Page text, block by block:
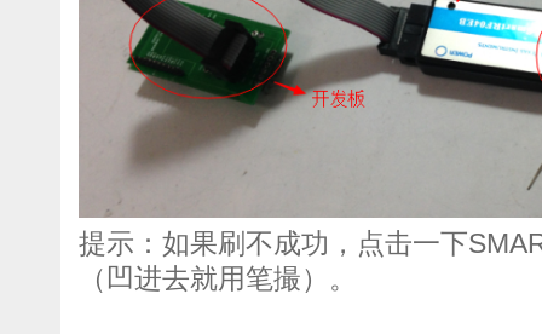
提示：如果刷不成功，点击一下
（凹进去就用笔撮）。